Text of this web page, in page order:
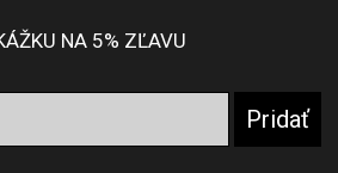
NA 5% ZĽAVU